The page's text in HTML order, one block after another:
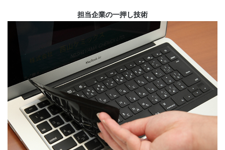
担当企業の一押し技術